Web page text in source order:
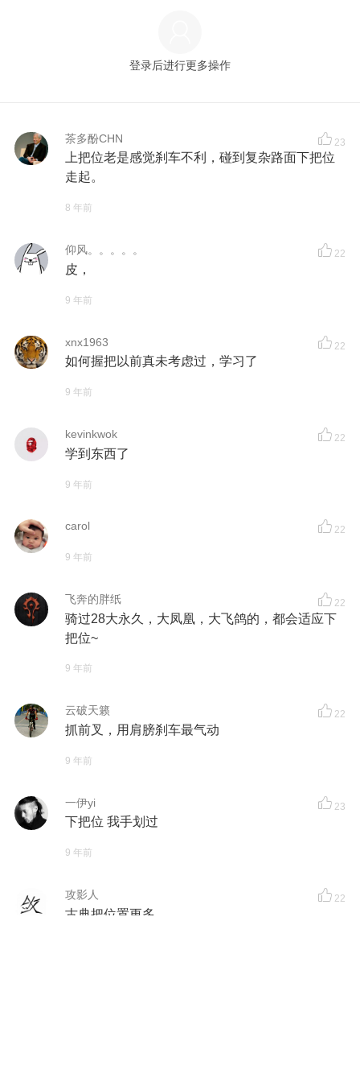
登录后进行更多操作
茶多酚CHN 23
上把位老是感觉刹车不利，碰到复杂路面下把位
走起。
8 年前
仰风。。。。。 22
皮，
9 年前
xnx1963 22
如何握把以前真未考虑过，学习了
9 年前
kevinkwok 22
学到东西了
9 年前
carol 22
9 年前
飞奔的胖纸 22
骑过28大永久，大凤凰，大飞鸽的，都会适应下
把位~
9 年前
云破天籁 22
抓前叉，用肩膀刹车最气动
9 年前
一伊yi 23
下把位 我手划过
9 年前
攻影人 22
古典把位置更多